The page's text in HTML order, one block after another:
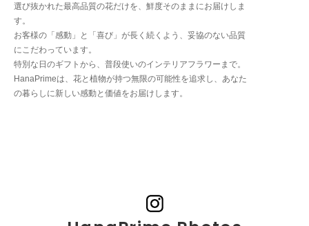
選び抜かれた最高品質の花だけを、鮮度そのままにお届けしま
す。
お客様の「感動」と「喜び」が長く続くよう、妥協のない品質
にこだわっています。
特別な日のギフトから、普段使いのインテリアフラワーまで。
HanaPrimeは、花と植物が持つ無限の可能性を追求し、あなた
の暮らしに新しい感動と価値をお届けします。